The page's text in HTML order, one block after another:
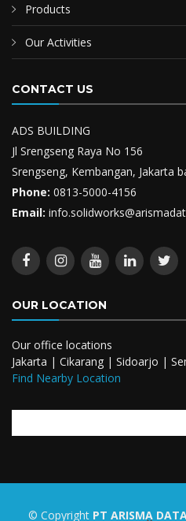
Products
Our Activities
CONTACT US
ADS BUILDING
Jl Srengseng Raya No 156
Srengseng, Kembangan, Jakarta
Phone: 0813-5000-4156
Email:
OUR LOCATION
Our office locations
Jakarta | Cikarang | Sidoarjo |
Find Nearby Location
© Copyright PT ARISMA